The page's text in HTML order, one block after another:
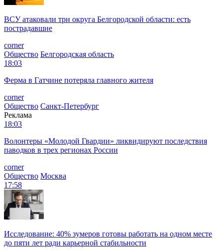
ВСУ атаковали три округа Белгородской области: есть
пострадавшие
corner
Общество Белгородская область
18:03
Ферма в Гатчине потеряла главного жителя
corner
Общество Санкт-Петербург
Реклама
18:03
Волонтеры «Молодой Гвардии» ликвидируют последствия
паводков в трех регионах России
corner
Общество Москва
17:58
Исследование: 40% зумеров готовы работать на одном месте
до пяти лет ради карьерной стабильности